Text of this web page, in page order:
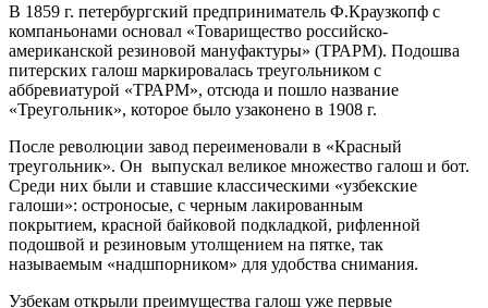
В 1859 г. петербургский предприниматель Ф.Краузкопф с
компаньонами основал «Товарищество российско-
американской резиновой мануфактуры» (ТРАРМ). Подошва
питерских галош маркировалась треугольником с
аббревиатурой «ТРАРМ», отсюда и пошло название
«Треугольник», которое было узаконено в 1908 г.
После революции завод переименовали в «Красный
треугольник». Он выпускал великое множество галош и бот.
Среди них были и ставшие классическими «узбекские
галоши»: остроносые, с черным лакированным
покрытием, красной байковой подкладкой, рифленной
подошвой и резиновым утолщением на пятке, так
называемым «надшпорником» для удобства снимания.
Узбекам открыли преимущества галош уже первые